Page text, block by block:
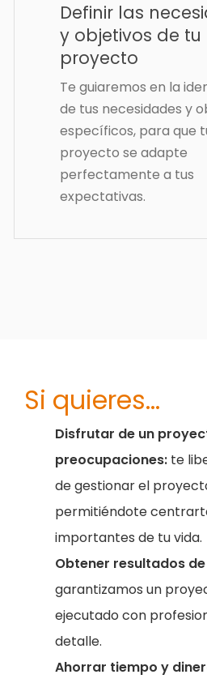
Definir las
y objetivos de tu
proyecto
Te guiaremos en la
de tus necesidades y
específicos, para que
proyecto se adapte
perfectamente a tus
expectativas.
Si quieres…
Disfrutar de un
preocupaciones: te
de gestionar el
permitiéndote
importantes de tu vida.
Obtener resultados
garantizamos un
ejecutado con
detalle.
Ahorrar tiempo y